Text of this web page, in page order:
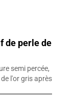
de perle de
semi percée,
l'or gris après